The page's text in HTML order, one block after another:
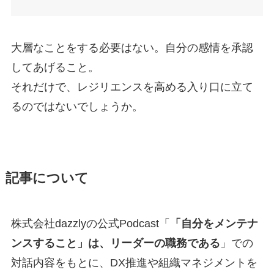
大層なことをする必要はない。自分の感情を承認
してあげること。
それだけで、レジリエンスを高める入り口に立て
るのではないでしょうか。
記事について
株式会社dazzlyの公式Podcast「
「自分をメンテナ
ンスすること」は、リーダーの職務である 」での
対話内容をもとに、DX推進や組織マネジメントを